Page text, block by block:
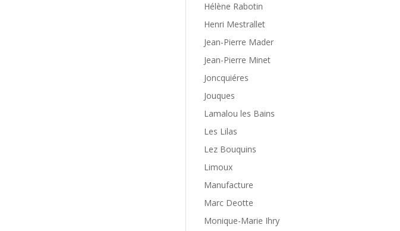
Hélène Rabotin
Henri Mestrallet
Jean-Pierre Mader
Jean-Pierre Minet
Joncquiéres
Jouques
Lamalou les Bains
Les Lilas
Lez Bouquins
Limoux
Manufacture
Marc Deotte
Monique-Marie Ihry